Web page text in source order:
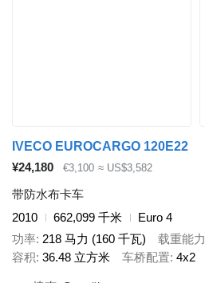
IVECO EUROCARGO 120E22
¥24,180
€3,100 ≈ US$3,582
带防水布卡车
2010
662,099 千米
Euro 4
功率 218 马力 (160 千瓦) 载重能力
容积 36.48 立方米 车桥配置 4x2